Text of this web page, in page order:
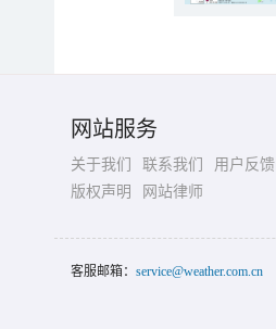
网站服务
关于我们 联系我们
用户反馈
版权声明
网站律师
客服邮箱： service@weather.com.cn